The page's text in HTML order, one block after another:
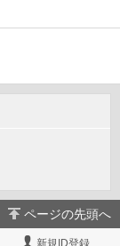
ページの先頭へ
新規ID登録